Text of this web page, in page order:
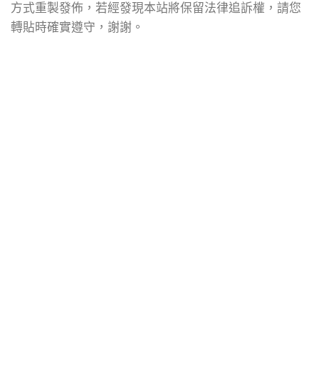
方式重製發佈，若經發現本站將保留法律追訴權，請您
轉貼時確實遵守，謝謝。